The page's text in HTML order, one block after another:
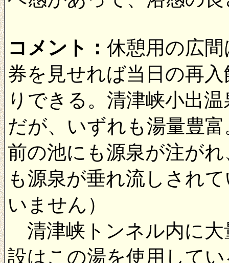
コメント： 休憩用の広
券を見せれば当日の再
りできる。清津峡小出
だが、いずれも湯量豊
前の池にも源泉が注が
も源泉が垂れ流しされ
いません）
清津峡トンネル内に大
設はこの湯を使用して